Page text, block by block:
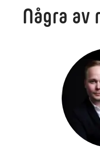
Några av